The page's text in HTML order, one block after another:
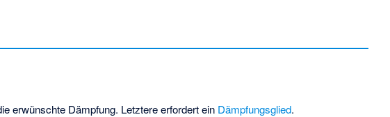
erwünschte Dämpfung. Letztere erfordert ein Dämpfungsglied.